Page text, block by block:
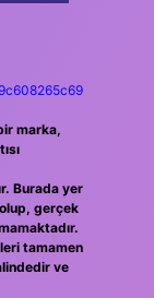
marka,
Burada yer
gerçek
tamamen
ve